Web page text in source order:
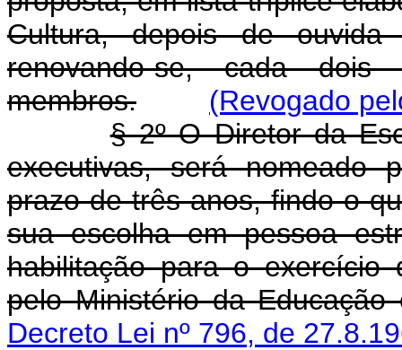
Cultura, depois de
renovando-se, cada
membros.
(Revogado
§ 2º O Diretor da
executivas, será nomeado
prazo de três anos, findo o
sua escolha em pessoa
habilitação para o exercício
pelo Ministério da Educação
Decreto Lei nº 796, de